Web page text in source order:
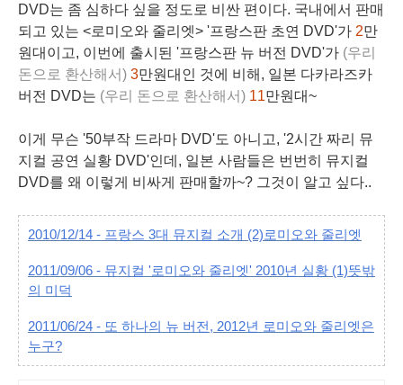
DVD는 좀 심하다 싶을 정도로 비싼 편 이다. 국내에서 판매
되고 있는 <로미오와 줄리엣> '프랑스판 초연 DVD'가 2만
원대이고, 이번에 출시된 '프랑스판 뉴 버전 DVD'가 (우리
돈으로 환산해서) 3만원대인 것에 비해, 일본 다카라즈카
버전 DVD는 (우리 돈으로 환산해서) 11만원대~
이게 무슨 '50부작 드라마 DVD'도 아니고, '2시간 짜리 뮤
지컬 공연 실황 DVD'인데, 일본 사람들은 번번히 뮤지컬
DVD를 왜 이렇게 비싸게 판매할까~? 그것이 알고 싶다..
2010/12/14 - 프랑스 3대 뮤지컬 소개 (2)로미오와 줄리엣
2011/09/06 - 뮤지컬 '로미오와 줄리엣' 2010년 실황 (1)뜻밖
의 미덕
2011/06/24 - 또 하나의 뉴 버전, 2012년 로미오와 줄리엣은
누구?